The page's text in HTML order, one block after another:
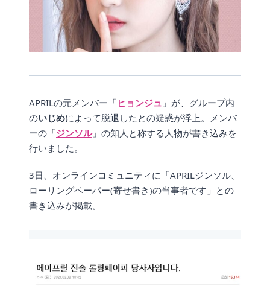
APRILの元メンバー「 ヒョンジュ 」が、グループ内
のいじめによって脱退したとの疑惑が浮上。メンバ
ーの「ジンソル」の知人と称する人物が書き込みを
行いました。
3日、オンラインコミュニティに「APRILジンソル、
ローリングペーパー(寄せ書き)の当事者です」との
書き込みが掲載。